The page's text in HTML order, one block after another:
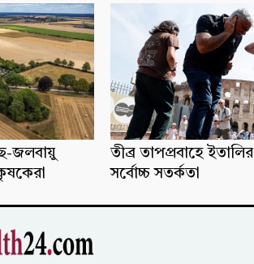
জলবায়ু
তীব্র তাপপ্রবাহে
সর্বোচ্চ সতর্কতা